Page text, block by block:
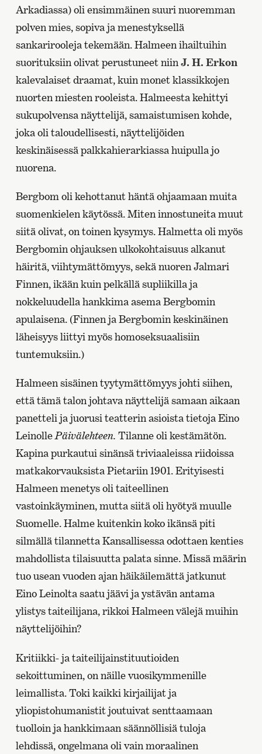
Arkadiassa) oli ensimmäinen suuri nuoremman
polven mies, sopiva ja menestyksellä
sankarirooleja tekemään. Halmeen ihailtuihin
suorituksiin olivat perustuneet niin J. H. Erkon
kalevalaiset draamat, kuin monet klassikkojen
nuorten miesten rooleista. Halmeesta kehittyi
sukupolvensa näyttelijä, samaistumisen kohde,
joka oli taloudellisesti, näyttelijöiden
keskinäisessä palkkahierarkiassa huipulla jo
nuorena.
Bergbom oli kehottanut häntä ohjaamaan muita
suomenkielen käytössä. Miten innostuneita muut
siitä olivat, on toinen kysymys. Halmetta oli myös
Bergbomin ohjauksen ulkokohtaisuus alkanut
häiritä, viihtymättömyys, sekä nuoren Jalmari
Finnen, ikään kuin pelkällä supliikilla ja
nokkeluudella hankkima asema Bergbomin
apulaisena. (Finnen ja Bergbomin keskinäinen
läheisyys liittyi myös homoseksuaalisiin
tuntemuksiin.)
Halmeen sisäinen tyytymättömyys johti siihen,
että tämä talon johtava näyttelijä samaan aikaan
panetteli ja juorusi teatterin asioista tietoja Eino
LeinollePäivälehteen. Tilanne oli kestämätön.
Kapina purkautui sinänsä triviaaleissa riidoissa
matkakorvauksista Pietariin 1901. Erityisesti
Halmeen menetys oli taiteellinen
vastoinkäyminen, mutta siitä oli hyötyä muulle
Suomelle. Halme kuitenkin koko ikänsä piti
silmällä tilannetta Kansallisessa odottaen kenties
mahdollista tilaisuutta palata sinne. Missä määrin
tuo usean vuoden ajan häikäilemättä jatkunut
Eino Leinolta saatu jäävi ja ystävän antama
ylistys taiteilijana, rikkoi Halmeen välejä muihin
näyttelijöihin?
Kritiikki- ja taiteilijainstituutioiden
sekoittuminen, on näille vuosikymmenille
leimallista. Toki kaikki kirjailijat ja
yliopistohumanistit joutuivat senttaamaan
tuolloin ja hankkimaan säännöllisiä tuloja
lehdissä, ongelmana oli vain moraalinen